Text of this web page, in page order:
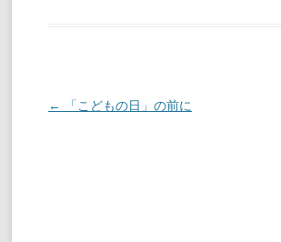
投
← 「こどもの日」の前に